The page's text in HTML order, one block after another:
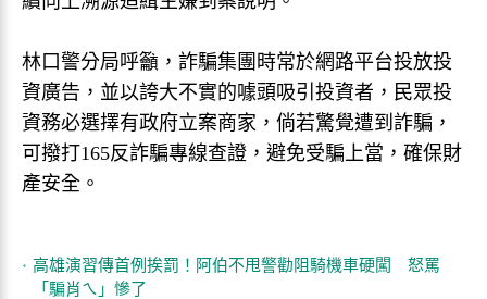
林口警分局呼籲，詐騙集團時常於網路平台投放投
資廣告，並以誇大不實的噱頭吸引投資者，民眾投
資務必選擇有政府立案商家，倘若驚覺遭到詐騙，
可撥打165反詐騙專線查證，避免受騙上當，確保財
產安全。
高雄演習傳首例挨罰！阿伯不甩警勸阻騎機車硬闖 怒罵
「騙肖ㄟ」慘了